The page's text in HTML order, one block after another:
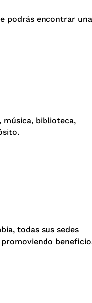
podrás encontrar una
biblioteca,
todas sus sedes